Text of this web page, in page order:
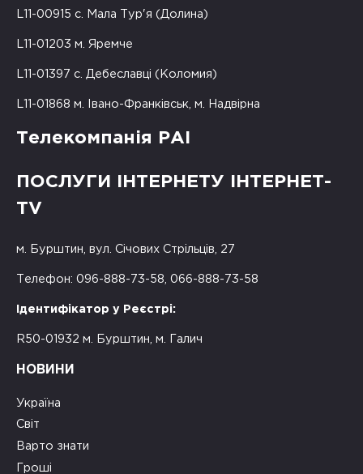
L11-00915 с. Мала Тур'я (Долина)
L11-01203 м. Яремче
L11-01397 с. Дебеславці (Коломия)
L11-01868 м. Івано-Франківськ, м. Надвірна
Телекомпанія РАІ
ПОСЛУГИ ІНТЕРНЕТУ ІНТЕРНЕТ-
TV
м. Бурштин, вул. Січових Стрільців, 27
Телефон: 096-888-73-58, 066-888-73-58
Ідентифікатор у Реєстрі:
R50-01932 м. Бурштин, м. Галич
НОВИНИ
Україна
Світ
Варто знати
Гроші